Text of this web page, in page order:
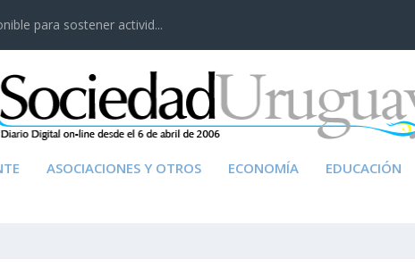
para sostener activid...
ASOCIACIONES Y OTROS ECONOMÍA EDUCACIÓN